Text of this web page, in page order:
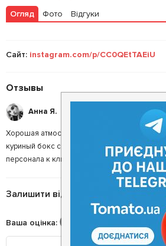
Огляд Фото Відгуки
Сайт: instagram.com/p/CC0QEtTAEiU
Отзывы
Анна Я.
Хорошая атмосфера. Заказ получила
куриный бокс с медовым соусом, очень
персонала к клиенту на уровне.
Залишити відгук
Ваша оцінка: